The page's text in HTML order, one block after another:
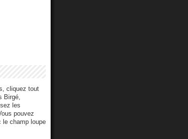
cliquez tout
Birgé,
les
pouvez
le champ loupe